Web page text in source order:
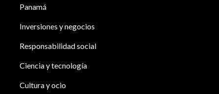
Panamá
Inversiones y negocios
Responsabilidad social
Ciencia y tecnología
Cultura y ocio